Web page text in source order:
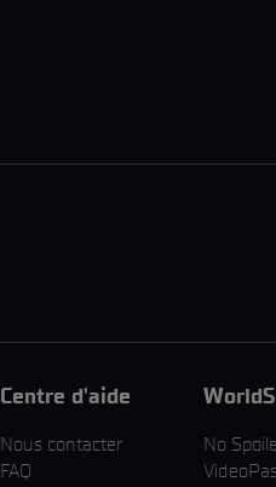
Centre d'aide
Nous contacter
FAQ
No